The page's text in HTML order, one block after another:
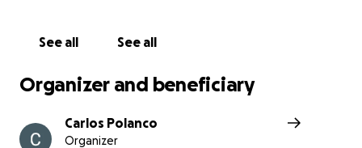
See all See all
Organizer and beneficiary
Carlos Polanco
Organizer